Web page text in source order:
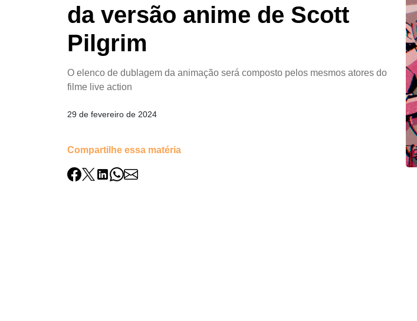
da versão anime de Scott
Pilgrim
O elenco de dublagem da animação será composto pelos mesmos atores do
filme live action
29 de fevereiro de 2024
Compartilhe essa matéria